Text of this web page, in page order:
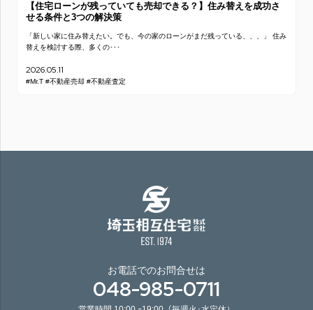
【住宅ローンが残っていても売却できる？】住み替えを成功さ
せる条件と3つの解決策
「新しい家に住み替えたい。でも、今の家のローンがまだ残っている、、、」 住み
替えを検討する際、多くの･･･
2026.05.11
#Mr.T #不動産売却 #不動産査定
お電話でのお問合せは
048-985-0711